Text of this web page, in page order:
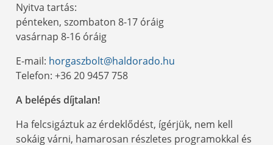
Nyitva tartás:
pénteken, szombaton 8-17 óráig
vasárnap 8-16 óráig
E-mail: horgaszbolt@haldorado.hu
Telefon: +36 20 9457 758
A belépés díjtalan!
Ha felcsigáztuk az érdeklődést, ígérjük, nem kell
sokáig várni, hamarosan részletes programokkal és